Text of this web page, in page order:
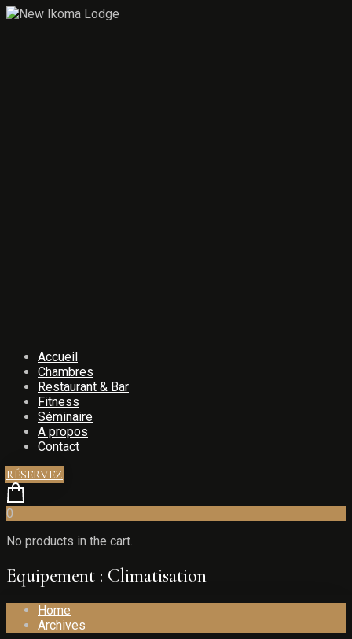
Accueil
Chambres
Restaurant & Bar
Fitness
Séminaire
A propos
Contact
RÉSERVEZ
0
No products in the cart.
Equipement : Climatisation
Home
Archives